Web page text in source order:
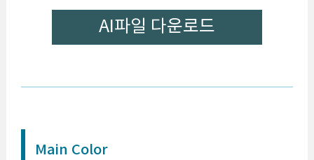
AI파일 다운로드
Main Color